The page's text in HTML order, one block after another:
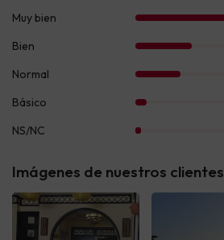
Imágenes de nuestros clientes